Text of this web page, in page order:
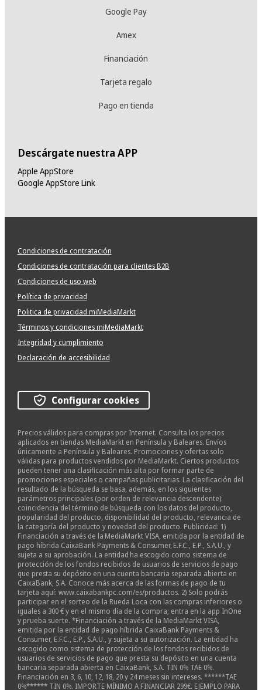
Google Pay
Amex
Financiación
Tarjeta regalo
Pago en tienda
Descárgate nuestra APP
Apple AppStore
Google AppStore Link
Condiciones de contratación
Condiciones de contratación para clientes B2B
Condiciones de uso web
Política de privacidad
Politica de privacidad miMediaMarkt
Términos y condiciones miMediaMarkt
Integridad y cumplimiento
Declaración de accesibilidad
Configurar cookies
Precios válidos para compras por Internet. Consulta los precios
aplicados en tiendas MediaMarkt en Península y Baleares. Envíos
únicamente a Península y Baleares. Promociones y ofertas solo
válidas para productos vendidos por MediaMarkt. Ciertos productos
pueden tener una clasificación más alta por formar parte de
promociones especiales o campañas publicitarias. La clasificación del
resultado de la búsqueda se basa, además, en los siguientes
parámetros principales (por orden de relevancia descendente):
coincidencia del término de búsqueda con los datos del producto,
popularidad del producto, disponibilidad del producto, relevancia de
la categoría del producto y novedad del producto. Publicidad: 1)
Financiación a través de la MediaMarkt VISA, emitida por la entidad de
pago híbrida CaixaBank Payments & Consumer, E.F.C., E.P., S.A.U., y
sujeta a su aprobación. La entidad ha escogido como sistema de
protección de los fondos recibidos de usuarios de servicios de pago
que presta su depósito en una cuenta bancaria separada abierta en
CaixaBank, S.A. Conoce más acerca de las formas de pago de tu
tarjeta aquí: www.caixabankpc.com/es/productos. 2) Solo podrás
participar en el sorteo de la Rueda Loca con las compras inferiores o
iguales a 300 € y en el mismo día de la compra; entra en la app InOne
y prueba suerte. *Financiación a través de la MediaMarkt VISA,
emitida por la entidad de pago híbrida CaixaBank Payments &
Consumer, E.F.C., E.P., S.A.U., y sujeta a su autorización. La entidad ha
escogido como sistema de protección de los fondos recibidos de
usuarios de servicios de pago que presta su depósito en una cuenta
bancaria separada abierta en CaixaBank, S.A. TIN 0% TAE 0%.
Financiación en 3, 6, 10, 12, 18, 20 y 24 meses sin intereses. ******TAE
0%****** TIN 0%. IMPORTE MÍNIMO A FINANCIAR 299€. EJEMPLO PARA